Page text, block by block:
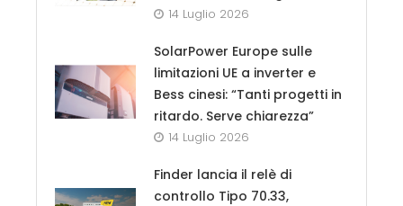
14 Luglio 2026
SolarPower Europe sulle
limitazioni UE a inverter e
Bess cinesi: “Tanti progetti in
ritardo. Serve chiarezza”
14 Luglio 2026
Finder lancia il relè di
controllo Tipo 70.33,